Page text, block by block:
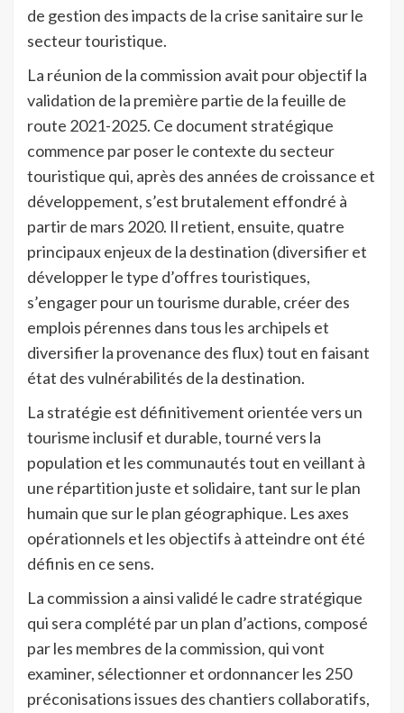
de gestion des impacts de la crise sanitaire sur le
secteur touristique.
La réunion de la commission avait pour objectif la
validation de la première partie de la feuille de
route 2021-2025. Ce document stratégique
commence par poser le contexte du secteur
touristique qui, après des années de croissance et
développement, s’est brutalement effondré à
partir de mars 2020. Il retient, ensuite, quatre
principaux enjeux de la destination (diversifier et
développer le type d’offres touristiques,
s’engager pour un tourisme durable, créer des
emplois pérennes dans tous les archipels et
diversifier la provenance des flux) tout en faisant
état des vulnérabilités de la destination.
La stratégie est définitivement orientée vers un
tourisme inclusif et durable, tourné vers la
population et les communautés tout en veillant à
une répartition juste et solidaire, tant sur le plan
humain que sur le plan géographique. Les axes
opérationnels et les objectifs à atteindre ont été
définis en ce sens.
La commission a ainsi validé le cadre stratégique
qui sera complété par un plan d’actions, composé
par les membres de la commission, qui vont
examiner, sélectionner et ordonnancer les 250
préconisations issues des chantiers collaboratifs,